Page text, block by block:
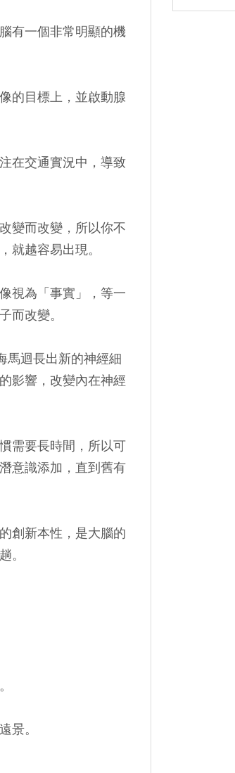
有一個非常明顯的機
的目標上，並啟動腺
在交通實況中，導致
變而改變，所以你不
就越容易出現。
視為「事實」，等一
而改變。
馬迴長出新的神經細
影響，改變內在神經
需要長時間，所以可
意識添加，直到舊有
創新本性，是大腦的
。
景。